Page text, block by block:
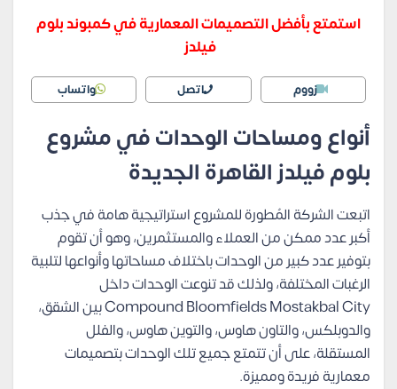
استمتع بأفضل التصميمات المعمارية في كمبوند بلوم
فيلدز
زووم اتصل واتساب
أنواع ومساحات الوحدات في مشروع
بلوم فيلدز القاهرة الجديدة
اتبعت الشركة المُطورة للمشروع استراتيجية هامة في جذب
أكبر عدد ممكن من العملاء والمستثمرين، وهو أن تقوم
بتوفير عدد كبير من الوحدات باختلاف مساحاتها وأنواعها لتلبية
الرغبات المختلفة، ولذلك قد تنوعت الوحدات داخل
Compound Bloomfields Mostakbal City بين الشقق،
والدوبلكس، والتاون هاوس، والتوين هاوس، والفلل
المستقلة، على أن تتمتع جميع تلك الوحدات بتصميمات
معمارية فريدة ومميزة.